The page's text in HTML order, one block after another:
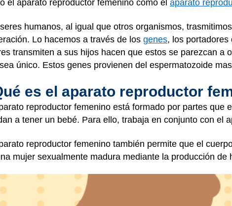
el aparato reproductor femenino como el aparato
humanos, al igual que otros organismos,
Lo hacemos a través de los genes, los portadores
transmiten a sus hijos hacen que estos se parezcan
único. Estos genes provienen del espermatozoide
es el aparato reproductor
reproductor femenino está formado por partes que
a tener un bebé. Para ello, trabaja en conjunto con el
reproductor femenino también permite que el
mujer sexualmente madura mediante la producción de